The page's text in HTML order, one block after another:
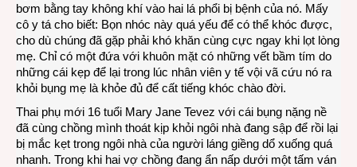
bơm bằng tay không khí vào hai lá phổi bị bệnh của nó. Mấy
cô y tá cho biết: Bọn nhóc này quá yếu để có thể khóc được,
cho dù chúng đã gặp phải khó khăn cùng cực ngay khi lọt lòng
mẹ. Chỉ có một đứa với khuôn mặt có những vết bầm tím do
những cái kẹp để lại trong lúc nhân viên y tế vội vã cứu nó ra
khỏi bụng mẹ là khỏe đủ để cất tiếng khóc chào đời.
Thai phụ mới 16 tuổi Mary Jane Tevez với cái bụng nặng nề
đã cùng chồng mình thoát kịp khỏi ngôi nhà đang sập để rồi lại
bị mắc kẹt trong ngôi nhà của người láng giềng dổ xuống quá
nhanh. Trong khi hai vợ chồng đang ẩn nấp dưới một tấm ván